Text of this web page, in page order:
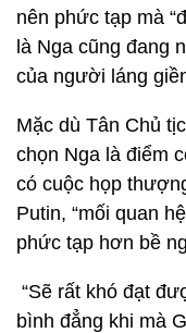
nên phức tạp mà
là Nga cũng đang
của người láng
Mặc dù Tân Chủ
chọn Nga là điểm
có cuộc họp
Putin, “mối quan
phức tạp hơn bề
“Sẽ rất khó đạt
bình đẳng khi mà